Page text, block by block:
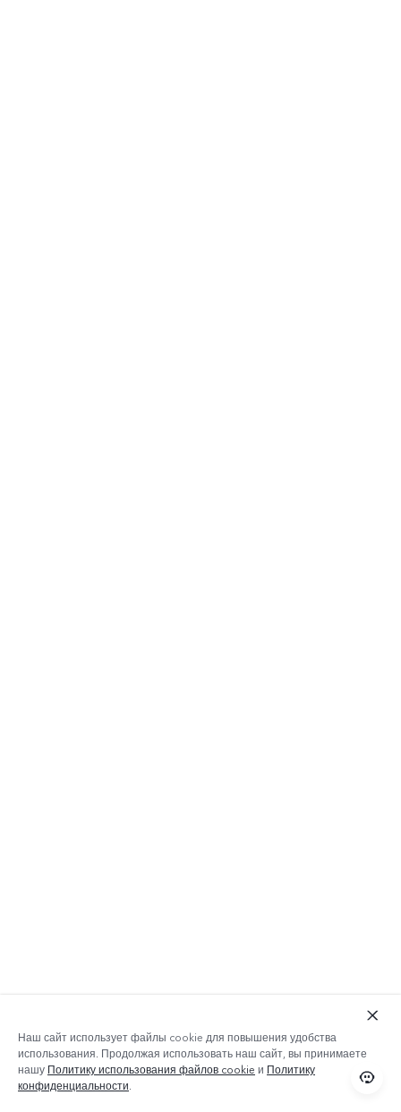
Наш сайт использует файлы cookie для повышения удобства
использования. Продолжая использовать наш сайт, вы принимаете
нашу Политику использования файлов cookie и Политику
конфиденциальности.